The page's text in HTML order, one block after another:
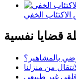
الاكتئاب الخفي
قضايا نفسية
بالمشاهير؟
من منزلنا
غير طبيعي